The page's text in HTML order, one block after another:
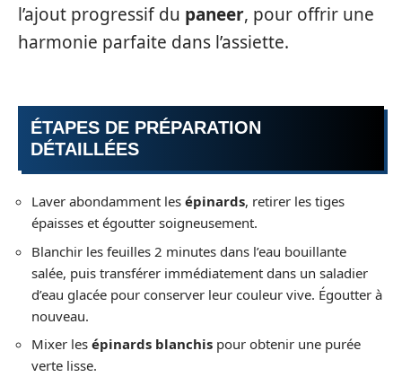
l’ajout progressif du paneer, pour offrir une
harmonie parfaite dans l’assiette.
ÉTAPES DE PRÉPARATION
DÉTAILLÉES
Laver abondamment les épinards, retirer les tiges
épaisses et égoutter soigneusement.
Blanchir les feuilles 2 minutes dans l’eau bouillante
salée, puis transférer immédiatement dans un saladier
d’eau glacée pour conserver leur couleur vive. Égoutter à
nouveau.
Mixer les épinards blanchis pour obtenir une purée
verte lisse.